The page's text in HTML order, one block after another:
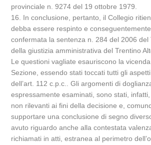
provinciale n. 9274 del 19 ottobre 1979.
16. In conclusione, pertanto, il Collegio
debba essere respinto e
confermata la sentenza n. 284 del 2006 del
della giustizia amministrativa del Trentino
Le questioni vagliate esauriscono la
Sezione, essendo stati toccati tutti gli
dell’art. 112 c.p.c.. Gli argomenti di
espressamente esaminati, sono stati,
non rilevanti ai fini della decisione e,
supportare una conclusione di segno
avuto riguardo anche alla contestata
richiamati in atti, estranea al perimetro